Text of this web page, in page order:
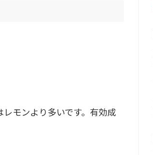
モンより多いです。有効成